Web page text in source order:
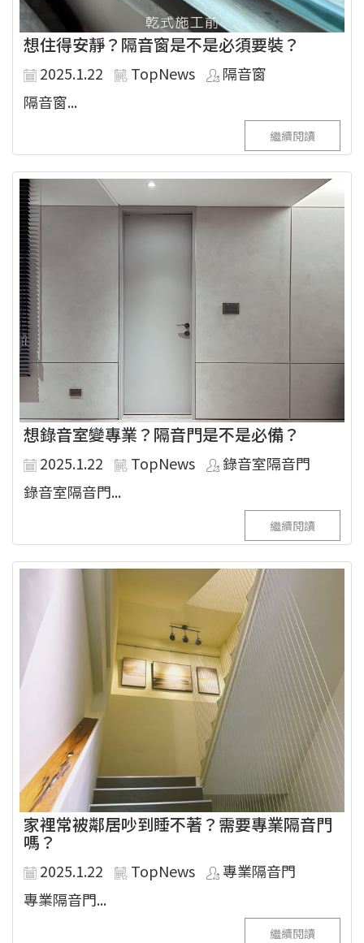
想住得安靜？隔音窗是不是必須要裝？
2025.1.22 TopNews
隔音窗
隔音窗...
繼續閱讀
想錄音室變專業？隔音門是不是必備？
2025.1.22 TopNews
錄音室隔音門
錄音室隔音門...
繼續閱讀
家裡常被鄰居吵到睡不著？需要專業隔音門
嗎？
2025.1.22 TopNews
專業隔音門
專業隔音門...
繼續閱讀